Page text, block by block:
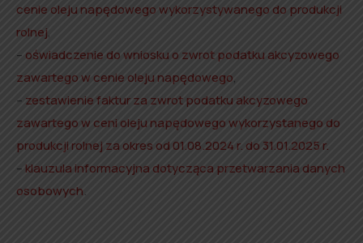
cenie oleju napędowego wykorzystywanego do produkcji
rolnej,
–oświadczenie do wniosku o zwrot podatku akcyzowego
zawartego w cenie oleju napędowego,
– zestawienie faktur za zwrot podatku akcyzowego
zawartego w ceni oleju napędowego wykorzystanego do
produkcji rolnej za okres od 01.08.2024 r. do 31.01.2025 r.
– klauzula informacyjna dotycząca przetwarzania danych
osobowych.